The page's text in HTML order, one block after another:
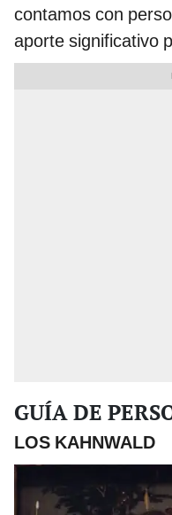
contamos con
aporte significativo
GUÍA DE
LOS KAHNWALD